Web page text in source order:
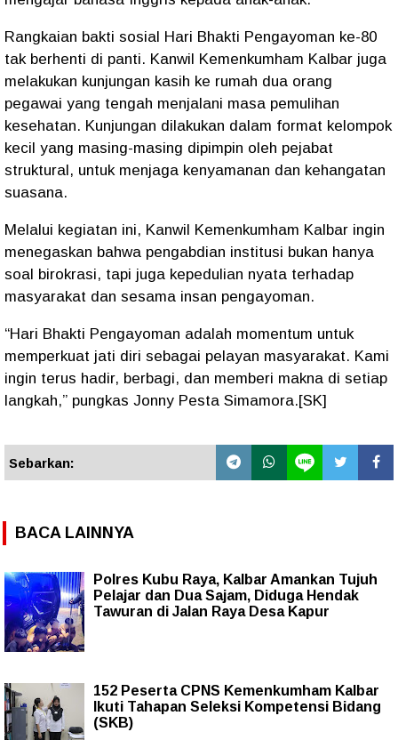
Rangkaian bakti sosial Hari Bhakti Pengayoman ke-80
tak berhenti di panti. Kanwil Kemenkumham Kalbar juga
melakukan kunjungan kasih ke rumah dua orang
pegawai yang tengah menjalani masa pemulihan
kesehatan. Kunjungan dilakukan dalam format kelompok
kecil yang masing-masing dipimpin oleh pejabat
struktural, untuk menjaga kenyamanan dan kehangatan
suasana.
Melalui kegiatan ini, Kanwil Kemenkumham Kalbar ingin
menegaskan bahwa pengabdian institusi bukan hanya
soal birokrasi, tapi juga kepedulian nyata terhadap
masyarakat dan sesama insan pengayoman.
“Hari Bhakti Pengayoman adalah momentum untuk
memperkuat jati diri sebagai pelayan masyarakat. Kami
ingin terus hadir, berbagi, dan memberi makna di setiap
langkah,” pungkas Jonny Pesta Simamora.[SK]
Sebarkan:
BACA LAINNYA
Polres Kubu Raya, Kalbar Amankan Tujuh
Pelajar dan Dua Sajam, Diduga Hendak
Tawuran di Jalan Raya Desa Kapur
152 Peserta CPNS Kemenkumham Kalbar
Ikuti Tahapan Seleksi Kompetensi Bidang
(SKB)